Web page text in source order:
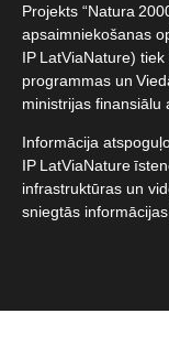
Projekts “Natura
apsaimniekošanas
IP LatViaNature)
programmas un
ministrijas finansiālu
Informācija
IP LatViaNature
infrastruktūras un
sniegtās